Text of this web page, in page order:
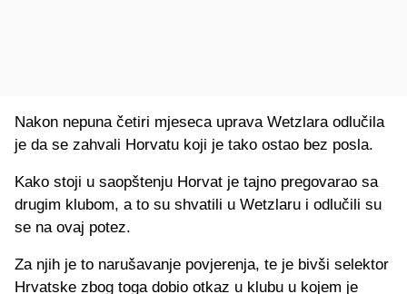
Nakon nepuna četiri mjeseca uprava Wetzlara odlučila
je da se zahvali Horvatu koji je tako ostao bez posla.
Kako stoji u saopštenju Horvat je tajno pregovarao sa
drugim klubom, a to su shvatili u Wetzlaru i odlučili su
se na ovaj potez.
Za njih je to narušavanje povjerenja, te je bivši selektor
Hrvatske zbog toga dobio otkaz u klubu u kojem je